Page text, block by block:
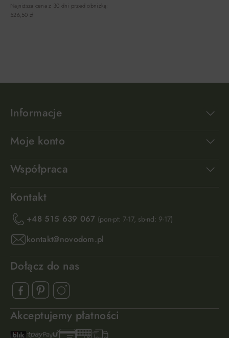
Najniższa cena z 30 dni przed obniżką:
526,50 zł
Informacje
Moje konto
Współpraca
Kontakt
+48 515 639 067 (pon-pt: 7-17, sb-nd: 9-17)
kontakt@novodom.pl
Dołącz do nas
Akceptujemy płatności